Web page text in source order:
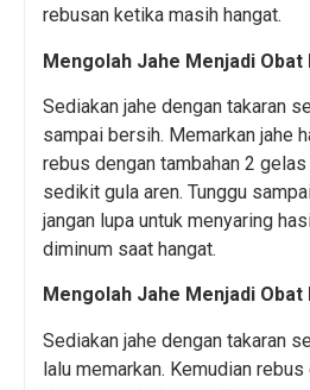
rebusan ketika masih hangat.
Mengolah Jahe Menjadi Obat
Sediakan jahe dengan takaran
sampai bersih. Memarkan jahe
rebus dengan tambahan 2
sedikit gula aren. Tunggu
jangan lupa untuk menyaring
diminum saat hangat.
Mengolah Jahe Menjadi Obat
Sediakan jahe dengan takaran
lalu memarkan. Kemudian